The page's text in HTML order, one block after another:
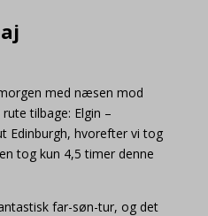
med næsen mod
tilbage: Elgin –
Edinburgh, hvorefter vi tog
tog kun 4,5 timer denne
far-søn-tur, og det